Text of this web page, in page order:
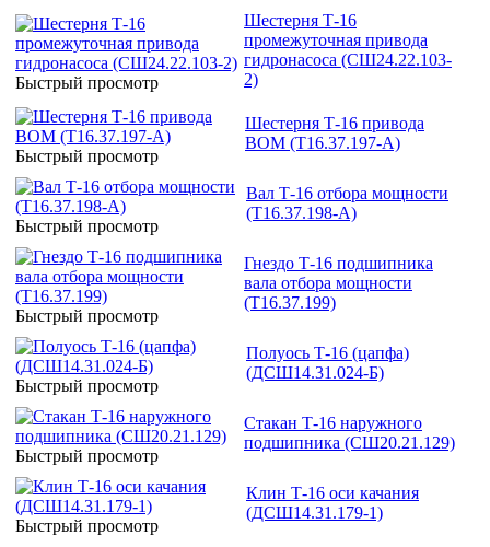
Быстрый просмотр
Шестерня Т-16
промежуточная привода
гидронасоса (СШ24.22.103-
2)
Быстрый просмотр
Шестерня Т-16 привода
ВОМ (Т16.37.197-А)
Быстрый просмотр
Вал Т-16 отбора мощности
(Т16.37.198-А)
Быстрый просмотр
Гнездо Т-16 подшипника
вала отбора мощности
(Т16.37.199)
Быстрый просмотр
Полуось Т-16 (цапфа)
(ДСШ14.31.024-Б)
Быстрый просмотр
Стакан Т-16 наружного
подшипника (СШ20.21.129)
Быстрый просмотр
Клин Т-16 оси качания
(ДСШ14.31.179-1)